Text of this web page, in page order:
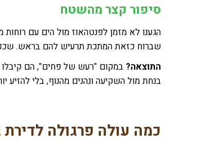
סיפור קצר מהשטח
הגענו לא מזמן לפנטהאוז מול הים עם
שברוח כזאת המתכת תרעיש להם בראש.
התוצאה? במקום "רעש של פחים", הם קיבלו
בנחת מול השקיעה ונהנים מהנוף, בלי להזיע
כמה עולה פרגולה